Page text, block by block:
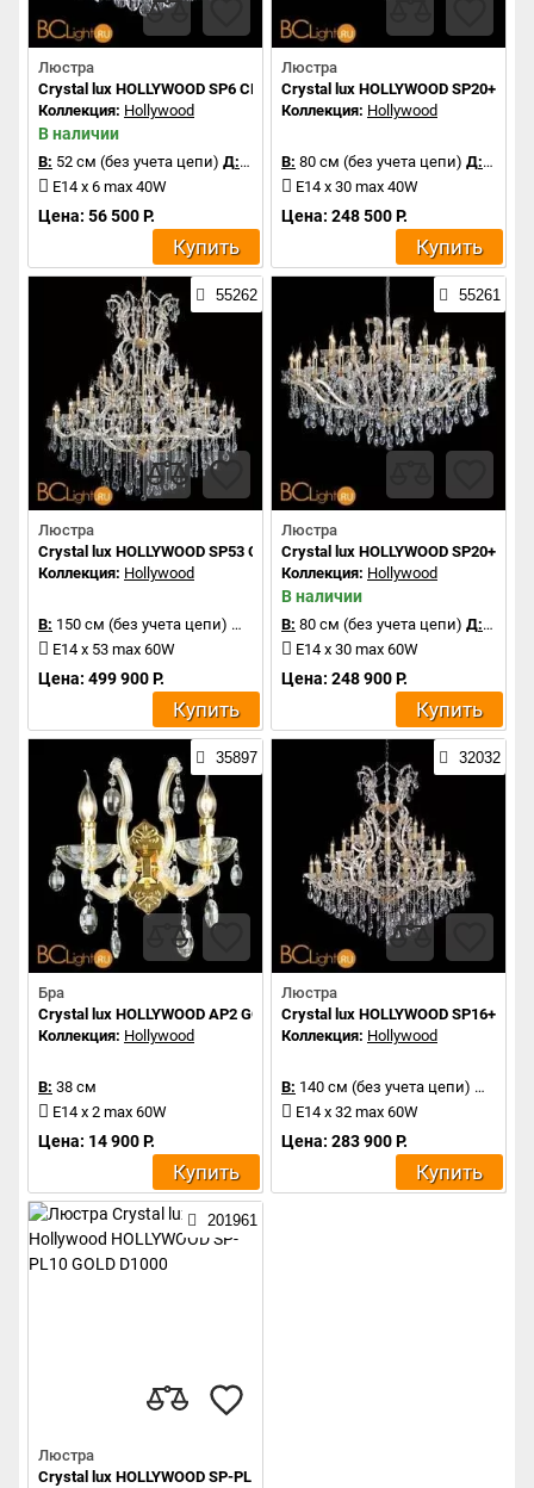
Люстра
Crystal lux HOLLYWOOD SP6 CHROME
Коллекция: Hollywood
В наличии
В: 52 см (без учета цепи) Д:63 см
E14 x 6 max 40W
Цена: 56 500 Р.
Купить
Люстра
Crystal lux HOLLYWOOD SP20+10
Коллекция: Hollywood
В: 80 см (без учета цепи) Д:120 см
E14 x 30 max 40W
Цена: 248 500 Р.
Купить
55262
Люстра
Crystal lux HOLLYWOOD SP53 GOLD
Коллекция: Hollywood
В: 150 см (без учета цепи) Д:
140 см
E14 x 53 max 60W
Цена: 499 900 Р.
Купить
55261
Люстра
Crystal lux HOLLYWOOD SP20+10
Коллекция: Hollywood
В наличии
В: 80 см (без учета цепи) Д:130 см
E14 x 30 max 60W
Цена: 248 900 Р.
Купить
35897
Бра
Crystal lux HOLLYWOOD AP2 GOLD
Коллекция: Hollywood
В: 38 см
E14 x 2 max 60W
Цена: 14 900 Р.
Купить
32032
Люстра
Crystal lux HOLLYWOOD SP16+8+8
Коллекция: Hollywood
В: 140 см (без учета цепи) Д:
E14 x 32 max 60W
Цена: 283 900 Р.
Купить
201961
Люстра
Crystal lux HOLLYWOOD SP-PL10 GOLD D1000